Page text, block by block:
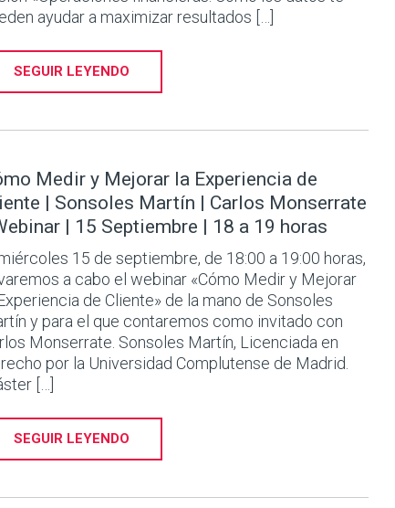
ayudar a maximizar resultados […]
SEGUIR LEYENDO
Medir y Mejorar la Experiencia de
| Sonsoles Martín | Carlos Monserrate
| 15 Septiembre | 18 a 19 horas
15 de septiembre, de 18:00 a 19:00 horas,
a cabo el webinar «Cómo Medir y Mejorar
de Cliente» de la mano de Sonsoles
y para el que contaremos como invitado con
Monserrate. Sonsoles Martín, Licenciada en
por la Universidad Complutense de Madrid.
[…]
SEGUIR LEYENDO